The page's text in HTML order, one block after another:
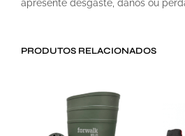
apresente desgaste, danos ou
PRODUTOS RELACIONADOS